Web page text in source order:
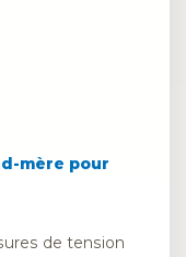
mère pour
de tension